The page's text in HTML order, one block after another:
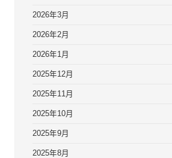
2026年3月
2026年2月
2026年1月
2025年12月
2025年11月
2025年10月
2025年9月
2025年8月